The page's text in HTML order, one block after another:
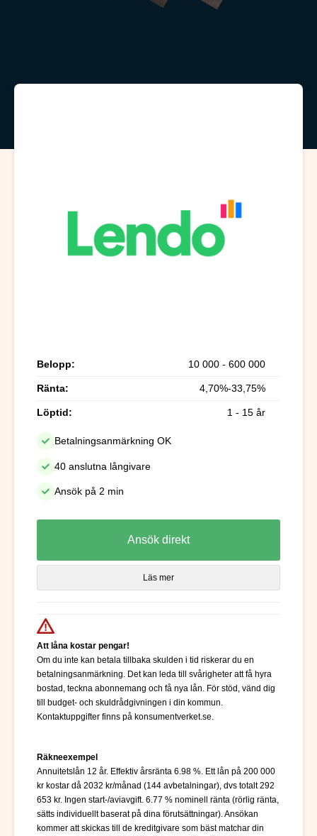
Belopp: 10 000 - 600 000
Ränta: 4,70%-33,75%
Löptid: 1 - 15 år
Betalningsanmärkning OK
40 anslutna långivare
Ansök på 2 min
Ansök direkt
Läs mer
Att låna kostar pengar!
Om du inte kan betala tillbaka skulden i tid riskerar du en
betalningsanmärkning. Det kan leda till svårigheter att få hyra
bostad, teckna abonnemang och få nya lån. För stöd, vänd dig
till budget- och skuldrådgivningen i din kommun.
Kontaktuppgifter finns på konsumentverket.se.
Räkneexempel
Annuitetslån 12 år. Effektiv årsränta 6.98 %. Ett lån på 200 000
kr kostar då 2032 kr/månad (144 avbetalningar), dvs totalt 292
653 kr. Ingen start-/aviavgift. 6.77 % nominell ränta (rörlig ränta,
sätts individuellt baserat på dina förutsättningar). Ansökan
kommer att skickas till de kreditgivare som bäst matchar din